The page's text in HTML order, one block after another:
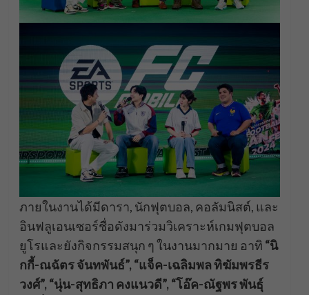
ภายในงานได้มีดารา, นักฟุตบอล, คอลัมนิสต์, และ
อินฟลูเอนเซอร์ชื่อดังมาร่วมวิเคราะห์เกมฟุตบอล
ยูโรและยังกิจกรรมสนุก ๆ ในงานมากมาย อาทิ “นิ
กกี้-ณฉัตร จันทพันธ์”, “แจ็ค-เฉลิมพล ทิฆัมพรธีร
วงศ์”, “นุ่น-สุทธิภา คงแนวดี”, “โอ๊ค-ณัฐพร พันธุ์